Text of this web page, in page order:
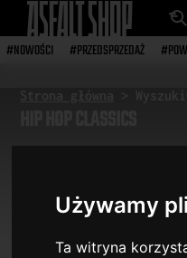
Używamy
Ta witryna
#NOWOŚCI #PRZEDSPRZEDAŻ
pozycji